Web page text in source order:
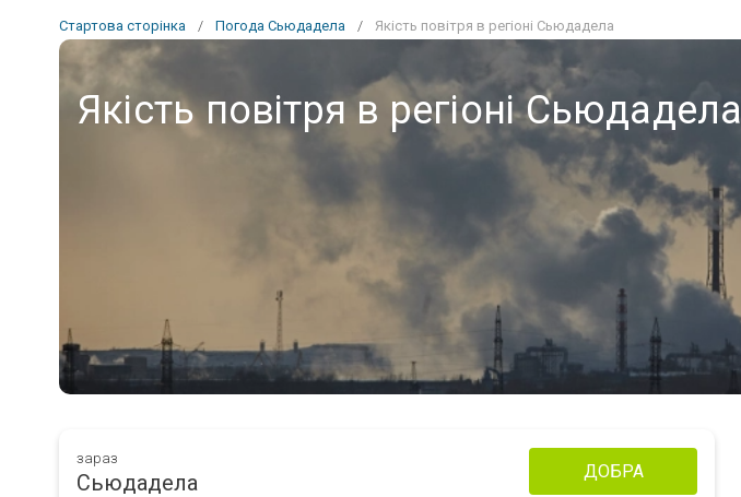
Стартова сторінка / Погода Сьюдадела / Якість повітря в регіоні Сьюдадела
Якість повітря в регіоні Сьюдадела
зараз
Сьюдадела ДОБРА